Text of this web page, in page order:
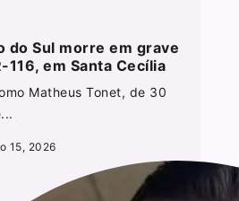
do Sul morre em grave
116, em Santa Cecília
Matheus Tonet, de 30
15, 2026